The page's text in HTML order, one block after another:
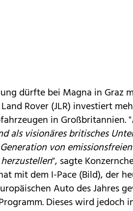
dürfte bei Magna in Graz
Land Rover(JLR) investiert
in Großbritannien. "
als visionäres britisches
von
", sagte
mit dem I-Pace (Bild), der
Auto des Jahres
Dieses wird jedoch